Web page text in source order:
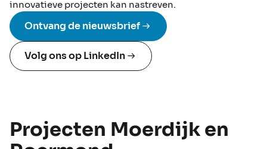
innovatieve projecten kan nastreven.
Ontvang de nieuwsbrief
Volg ons op LinkedIn
Projecten Moerdijk en